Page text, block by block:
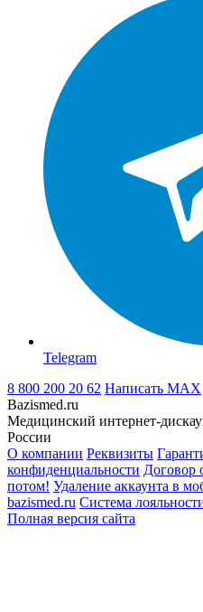
Telegram
8 800 200 20 62 Написать MAX
Bazismed.ru
Медицинский интернет-
России
О компании Реквизиты
конфиденциальности Договор
потом! Удаление аккаунта в
bazismed.ru Система
Полная версия сайта